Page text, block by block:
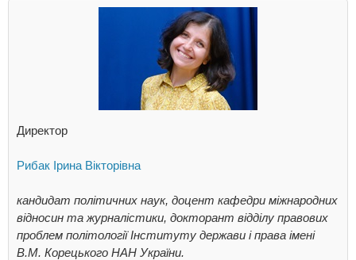
Директор
Рибак Ірина Вікторівна
кандидат політичних наук, доцент кафедри міжнародних
відносин та журналістики, докторант відділу правових
проблем політології Інституту держави і права імені
В.М. Корецького НАН України.